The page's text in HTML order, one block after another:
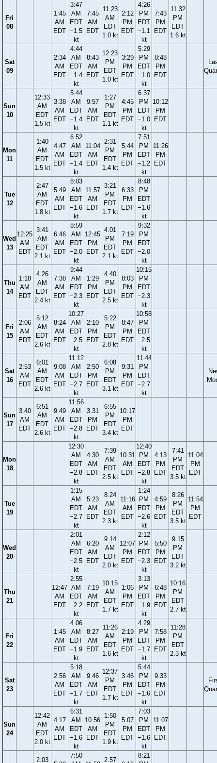
Fri
08
1:45
AM
EDT
3:47
AM
EDT
−1.5
kt
7:45
AM
EDT
11:23
AM
EDT
1.0 kt
2:12
PM
EDT
4:26
PM
EDT
−1.1
kt
7:43
PM
EDT
11:32
PM
EDT
1.6 kt
Sat
09
2:34
AM
EDT
4:44
AM
EDT
−1.4
kt
8:43
AM
EDT
12:23
PM
EDT
1.0 kt
3:29
PM
EDT
5:29
PM
EDT
−1.0
kt
8:48
PM
EDT
Sun
10
12:33
AM
EDT
1.5 kt
3:38
AM
EDT
5:44
AM
EDT
−1.4
kt
9:57
AM
EDT
1:27
PM
EDT
1.1 kt
4:45
PM
EDT
6:37
PM
EDT
−1.0
kt
10:12
PM
EDT
Mon
11
1:40
AM
EDT
1.5 kt
4:47
AM
EDT
6:52
AM
EDT
−1.4
kt
11:04
AM
EDT
2:31
PM
EDT
1.4 kt
5:44
PM
EDT
7:51
PM
EDT
−1.2
kt
11:26
PM
EDT
Tue
12
2:47
AM
EDT
1.8 kt
5:49
AM
EDT
8:03
AM
EDT
−1.6
kt
11:57
AM
EDT
3:21
PM
EDT
1.7 kt
6:33
PM
EDT
8:48
PM
EDT
−1.6
kt
Wed
13
12:25
AM
EDT
3:41
AM
EDT
2.1 kt
6:46
AM
EDT
8:59
AM
EDT
−2.0
kt
12:45
PM
EDT
4:01
PM
EDT
2.1 kt
7:19
PM
EDT
9:32
PM
EDT
−2.0
kt
Thu
14
1:18
AM
EDT
4:26
AM
EDT
2.4 kt
7:38
AM
EDT
9:44
AM
EDT
−2.3
kt
1:29
PM
EDT
4:40
PM
EDT
2.5 kt
8:03
PM
EDT
10:15
PM
EDT
−2.3
kt
Fri
15
2:06
AM
EDT
5:12
AM
EDT
2.6 kt
8:24
AM
EDT
10:27
AM
EDT
−2.5
kt
2:10
PM
EDT
5:22
PM
EDT
2.8 kt
8:47
PM
EDT
10:58
PM
EDT
−2.5
kt
Sat
16
2:53
AM
EDT
6:01
AM
EDT
2.6 kt
9:08
AM
EDT
11:12
AM
EDT
−2.7
kt
2:50
PM
EDT
6:08
PM
EDT
3.1 kt
9:31
PM
EDT
11:44
PM
EDT
−2.7
kt
Sun
17
3:40
AM
EDT
6:51
AM
EDT
2.6 kt
9:49
AM
EDT
11:56
AM
EDT
−2.8
kt
3:31
PM
EDT
6:55
PM
EDT
3.4 kt
10:17
PM
EDT
Mon
18
12:30
AM
EDT
−2.8
kt
4:30
AM
EDT
7:39
AM
EDT
2.5 kt
10:31
AM
EDT
12:40
PM
EDT
−2.8
kt
4:13
PM
EDT
7:41
PM
EDT
3.5 kt
11:04
PM
EDT
Tue
19
1:15
AM
EDT
−2.7
kt
5:23
AM
EDT
8:24
AM
EDT
2.3 kt
11:16
AM
EDT
1:24
PM
EDT
−2.6
kt
4:59
PM
EDT
8:26
PM
EDT
3.5 kt
11:54
PM
EDT
Wed
20
2:01
AM
EDT
−2.5
kt
6:20
AM
EDT
9:14
AM
EDT
2.0 kt
12:07
PM
EDT
2:12
PM
EDT
−2.3
kt
5:50
PM
EDT
9:15
PM
EDT
3.2 kt
Thu
21
12:47
AM
EDT
2:55
AM
EDT
−2.2
kt
7:19
AM
EDT
10:15
AM
EDT
1.7 kt
1:06
PM
EDT
3:13
PM
EDT
−1.9
kt
6:48
PM
EDT
10:16
PM
EDT
2.7 kt
Fri
22
1:45
AM
EDT
4:06
AM
EDT
−1.9
kt
8:27
AM
EDT
11:26
AM
EDT
1.6 kt
2:19
PM
EDT
4:29
PM
EDT
−1.7
kt
7:58
PM
EDT
11:28
PM
EDT
2.3 kt
Sat
23
2:56
AM
EDT
5:18
AM
EDT
−1.7
kt
9:46
AM
EDT
12:37
PM
EDT
1.7 kt
3:46
PM
EDT
5:44
PM
EDT
−1.6
kt
9:33
PM
EDT
Sun
24
12:42
AM
EDT
2.0 kt
4:17
AM
EDT
6:31
AM
EDT
−1.6
kt
10:56
AM
EDT
1:50
PM
EDT
1.9 kt
5:07
PM
EDT
7:03
PM
EDT
−1.6
kt
11:07
PM
EDT
2:03
7:50
2:57
8:21